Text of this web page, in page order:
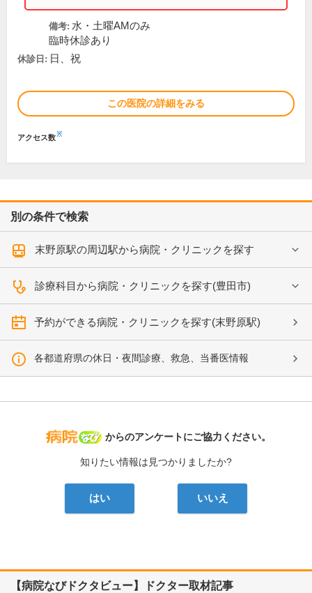
備考: 水・土曜AMのみ
臨時休診あり
休診日: 日、祝
この医院の詳細をみる
アクセス数※
別の条件で検索
末野原駅の周辺駅から病院・クリニックを探す
診療科目から病院・クリニックを探す(豊田市)
予約ができる病院・クリニックを探す(末野原駅)
各都道府県の休日・夜間診療、救急、当番医情報
病院なび
からのアンケートにご協力ください。
知りたい情報は見つかりましたか?
はい いいえ
【病院なびドクタビュー】ドクター取材記事